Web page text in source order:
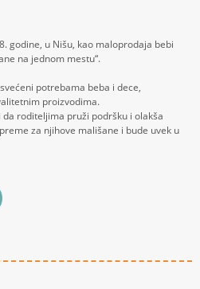
godine, u Nišu, kao maloprodaja bebi
na jednom mestu“.
potrebama beba i dece,
proizvodima.
roditeljima pruži podršku i olakša
za njihove mališane i bude uvek u